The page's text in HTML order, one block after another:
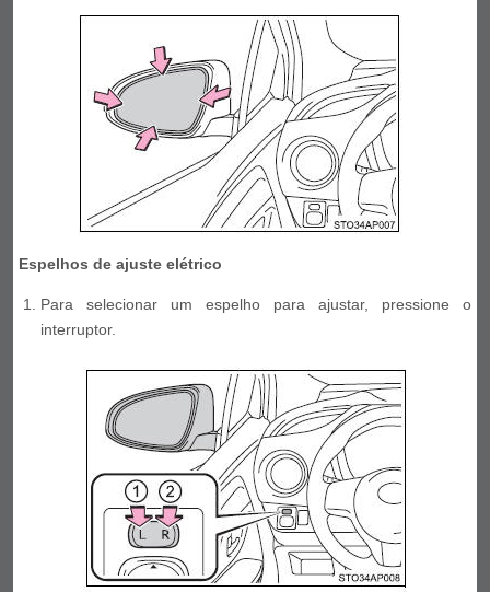
Espelhos de ajuste elétrico
Para selecionar um espelho para ajustar, pressione o
interruptor.